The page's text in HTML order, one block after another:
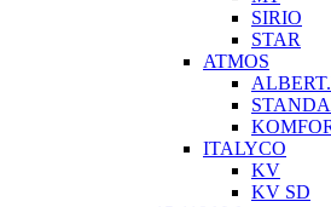
SIRIO
STAR
ATMOS
ITALYCO
KV
KV SD